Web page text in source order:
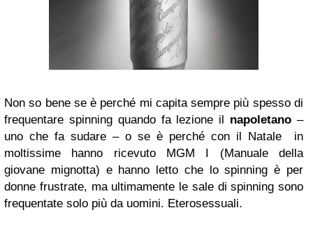
Non so bene se è perché mi capita sempre più spesso di
frequentare spinning quando fa lezione il napoletano –
uno che fa sudare – o se è perché con il Natale in
moltissime hanno ricevuto MGM I (Manuale della
giovane mignotta) e hanno letto che lo spinning è per
donne frustrate, ma ultimamente le sale di spinning sono
frequentate solo più da uomini. Eterosessuali.